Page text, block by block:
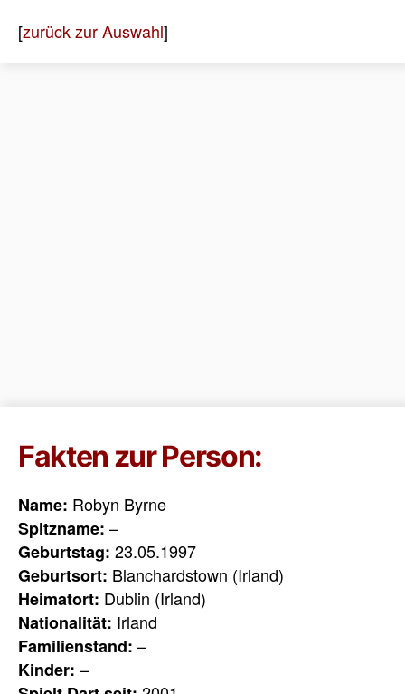
[zurück zur Auswahl]
Fakten zur Person:
Name: Robyn Byrne
Spitzname: –
Geburtstag: 23.05.1997
Geburtsort: Blanchardstown (Irland)
Heimatort: Dublin (Irland)
Nationalität: Irland
Familienstand: –
Kinder: –